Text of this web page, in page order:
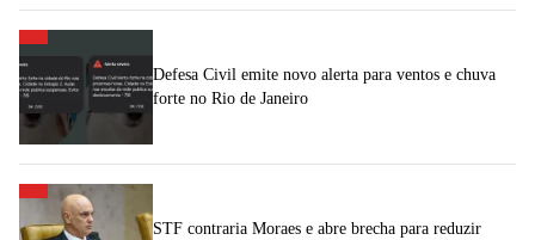
Defesa Civil emite novo alerta para ventos e chuva
forte no Rio de Janeiro
STF contraria Moraes e abre brecha para reduzir